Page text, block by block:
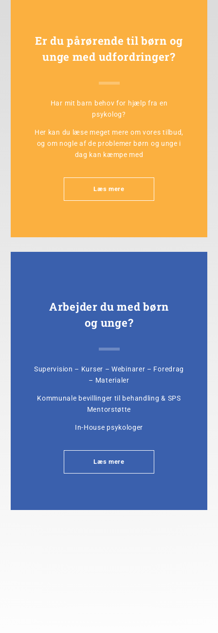
Er du pårørende til børn og
unge med udfordringer?
Har mit barn behov for hjælp fra en
psykolog?
Her kan du læse meget mere om vores tilbud,
og om nogle af de problemer børn og unge i
dag kan kæmpe med
Læs mere
Arbejder du med børn
og unge?
Supervision – Kurser – Webinarer – Foredrag
– Materialer
Kommunale bevillinger til behandling & SPS
Mentorstøtte
In-House psykologer
Læs mere